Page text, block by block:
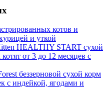
котов и
и уткой
HEALTHY START сухой
от 3 до 12 месяцев с
беззерновой сухой корм
с индейкой, ягодами и